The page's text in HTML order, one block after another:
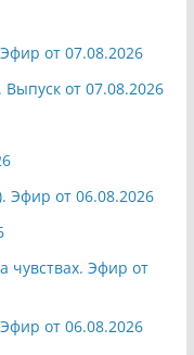
от 07.08.2026
от 07.08.2026
Эфир от 06.08.2026
чувствах. Эфир от
от 06.08.2026